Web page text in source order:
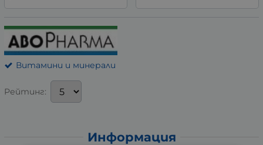
Витамини и минерали
Рейтинг:
Информация